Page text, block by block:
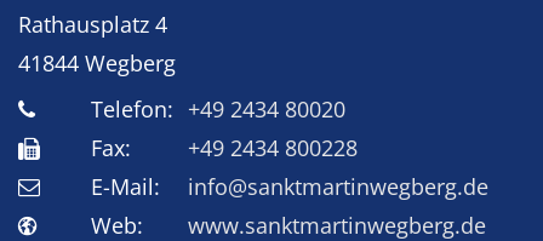
Rathausplatz 4
41844 Wegberg
Telefon: +49 2434 80020
Fax:
+49 2434 800228
E-Mail:
info@sanktmartinwegberg.de
Web:
www.sanktmartinwegberg.de